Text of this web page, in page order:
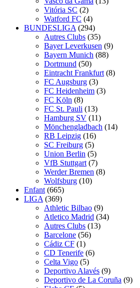
Vitória SC (2)
Watford FC (4)
BUNDESLIGA (294)
Autres Clubs (35)
Bayer Leverkusen (9)
Bayern Munich (88)
Dortmund (50)
Eintracht Frankfurt (8)
FC Augsburg (3)
FC Heidenheim (3)
FC Köln (8)
FC St. Pauli (13)
Hamburg SV (11)
Mönchengladbach (14)
RB Leipzig (16)
SC Freiburg (5)
Union Berlin (5)
VfB Stuttgart (7)
Werder Bremen (8)
Wolfsburg (10)
Enfant (665)
LIGA (369)
Athletic Bilbao (9)
Atletico Madrid (34)
Autres Clubs (13)
Barcelone (56)
Cádiz CF (1)
CD Tenerife (6)
Celta Vigo (5)
Deportivo Alavés (9)
Deportivo de La Coruña (9)